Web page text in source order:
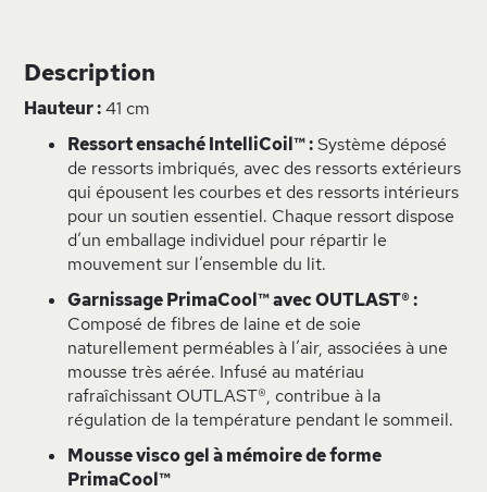
Description
Hauteur :41 cm
Ressort ensaché IntelliCoil™ :Système déposé
de ressorts imbriqués, avec des ressorts extérieurs
qui épousent les courbes et des ressorts intérieurs
pour un soutien essentiel. Chaque ressort dispose
d’un emballage individuel pour répartir le
mouvement sur l’ensemble du lit.
Garnissage PrimaCool™ avec OUTLAST® :
Composé de fibres de laine et de soie
naturellement perméables à l’air, associées à une
mousse très aérée. Infusé au matériau
rafraîchissant OUTLAST®, contribue à la
régulation de la température pendant le sommeil.
Mousse visco gel à mémoire de forme
PrimaCool™